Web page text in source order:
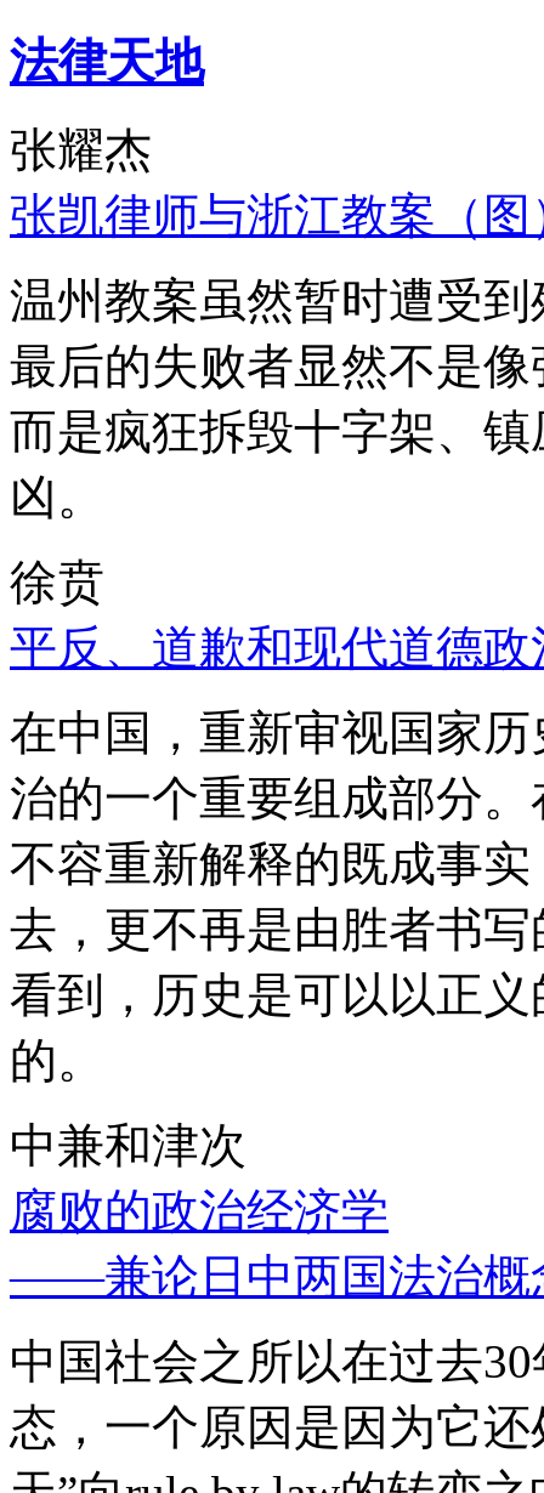
法律天地
张耀杰
张凯律师与浙江教案（图
温州教案虽然暂时遭受
最后的失败者显然不是
而是疯狂拆毁十字架、
凶。
徐贲
平反、道歉和现代道德政
在中国，重新审视国家
治的一个重要组成部分
不容重新解释的既成事
去，更不再是由胜者书
看到，历史是可以以正
的。
中兼和津次
腐败的政治经济学
——兼论日中两国法治概
中国社会之所以在过去
态，一个原因是因为它